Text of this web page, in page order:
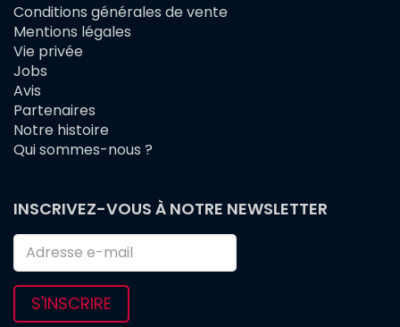
FOOTER
MENU
Conditions générales de vente
Mentions légales
Vie privée
Jobs
Avis
Partenaires
Notre histoire
Qui sommes-nous ?
INSCRIVEZ-VOUS À NOTRE NEWSLETTER
S'INSCRIRE